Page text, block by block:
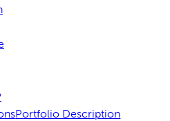
Portfolio Description